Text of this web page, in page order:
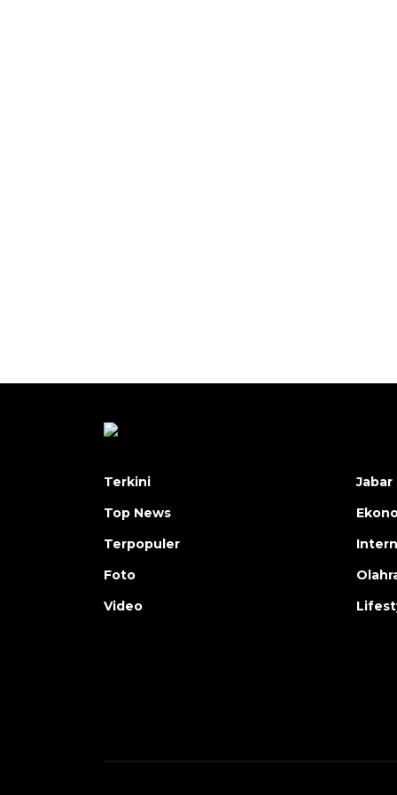
Terkini
Top News
Terpopuler
Foto
Video